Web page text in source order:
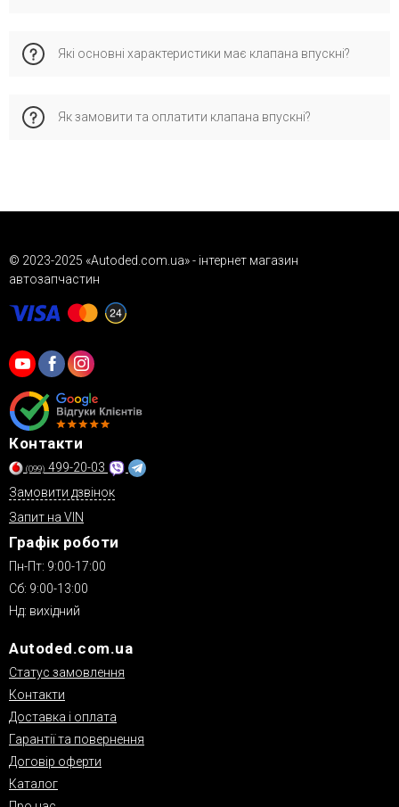
номер OEM: a6510530101, 6510530101, який офіційно
Які основні характеристики має клапана впускні?
Це дозволяє забезпечити правильну сумісність і стабільну
Як замовити та оплатити клапана впускні?
© 2023-2025 «Autoded.com.ua» - інтернет магазин
автозапчастин
Контакти
(099) 499-20-03
Замовити дзвінок
Запит на VIN
Графік роботи
Пн-Пт: 9:00-17:00
Сб: 9:00-13:00
Нд: вихідний
Autoded.com.ua
Статус замовлення
Контакти
Доставка і оплата
Гарантії та повернення
Договір оферти
Каталог